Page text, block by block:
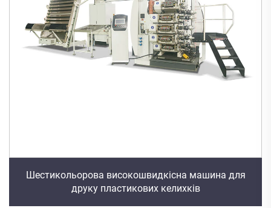
Шестикольорова високошвидкісна машина для
друку пластикових келихків